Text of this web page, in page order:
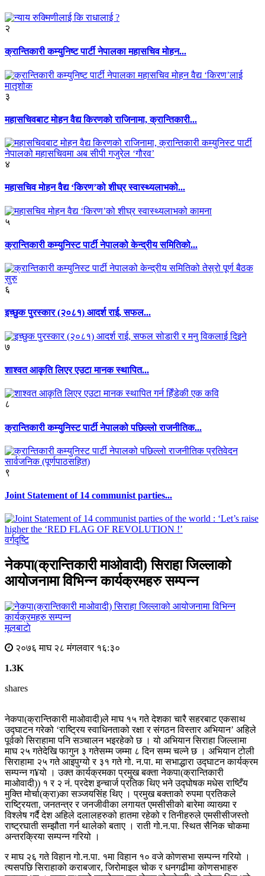
२
क्रान्तिकारी कम्युनिष्ट पार्टी नेपालका महासचिव मोहन...
३
महासचिवबाट मोहन वैद्य किरणको राजिनामा, क्रान्तिकारी...
४
महासचिव मोहन वैद्य ‘किरण’को शीघ्र स्वास्थ्यलाभको...
५
क्रान्तिकारी कम्युनिस्ट पार्टी नेपालको केन्द्रीय समितिको...
६
इच्छुक पुरस्कार (२०८१) आदर्श राई, सफल...
७
शाश्वत आकृति लिएर एउटा मानक स्थापित...
८
क्रान्तिकारी कम्युनिस्ट पार्टी नेपालको पछिल्लो राजनीतिक...
९
Joint Statement of 14 communist parties...
वर्गदृष्टि
नेकपा(क्रान्तिकारी माओवादी) सिराहा जिल्लाको
आयोजनामा विभिन्न कार्यक्रमहरु सम्पन्न
मूलबाटाे
२०७६ माघ २८ मंगलवार १६:३०
1.3K
shares
नेकपा(क्रान्तिकारी माओवादी)ले माघ १५ गते देशका चारै सहरबाट एकसाथ
उद्घाटन गरेको ‘राष्ट्रिय स्वाधिनताको रक्षा र संगठन विस्तार अभियान’ अहिले
पूर्वको सिराहामा पनि सञ्चालन भइरहेको छ । यो अभियान सिराहा जिल्लामा
माघ २५ गतेदेखि फागुन ३ गतेसम्म जम्मा ८ दिन सम्म चल्ने छ । अभियान टोली
सिराहामा २५ गते आइपुग्यो र ३१ गते गो. न.पा. मा सभाद्धारा उद्घाटन कार्यक्रम
सम्पन्न ग¥यो । उक्त कार्यक्रमका प्रमुख बक्ता नेकपा(क्रान्तिकारी
माओवादी)) १ र २ नं. प्रदेश इन्चार्ज प्रतिक थिए भने उद्घोषक मधेस राष्टिँय
मुक्ति मोर्चा(क्रा)का सञ्जयसिंह थिए । प्रमुख बक्ताको रुपमा प्रतिकले
राष्ट्रियता, जनतन्त्र र जनजीवीका लगायत एमसीसीको बारेमा व्याख्या र
विश्लेष गर्दै देश अहिले दलालहरुको हातमा रहेको र तिनीहरुले एमसीसीजस्तो
राष्ट्रघाती सम्झौता गर्न थालेको बताए । राती गो.न.पा. स्थित सैनिक चोकमा
अन्तरक्रिया सम्पन्न गरियो ।
र माघ २६ गते विहान गो.न.पा. १मा विहान १० वजे कोणसभा सम्पन्न गरियो ।
त्यसपछि सिराहाको कराबजार, जिरोमाइल चोक र धनगढीमा कोणसभाहरु